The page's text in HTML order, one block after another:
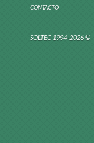
CONTACTO
SOLTEC 1994-2026 ©